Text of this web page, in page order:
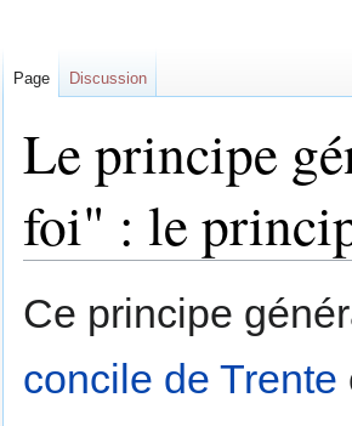
Le principe
foi" : le
à
navigation
à
recherche
Ce principe
concile de Trente
Page Discussion